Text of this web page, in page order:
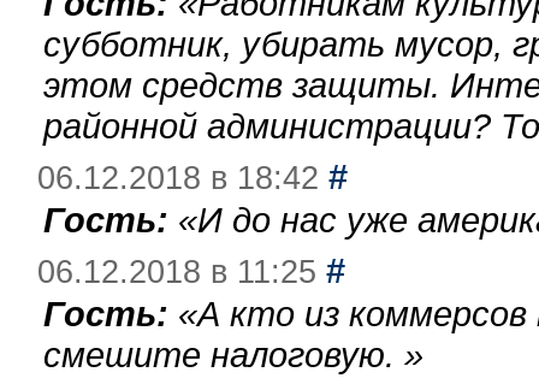
субботник, убирать мусор,
этом средств защиты.
районной администрации?
06.12.2018 в 18:42 #
Гость: «И до нас уже
06.12.2018 в 11:25 #
Гость: «А кто из
смешите налоговую. »